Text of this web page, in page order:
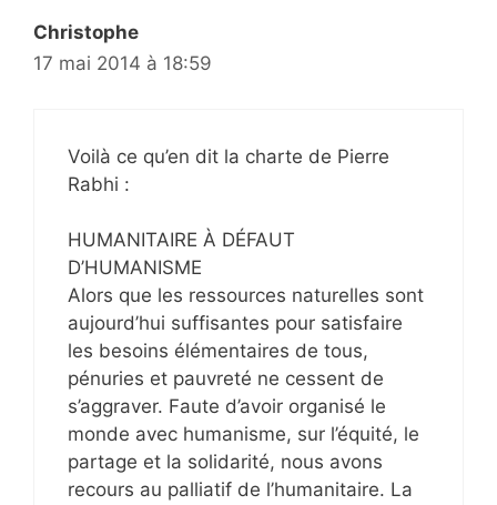
Christophe
17 mai 2014 à 18:59
Voilà ce qu’en dit la charte de Pierre
Rabhi :
HUMANITAIRE À DÉFAUT
D’HUMANISME
Alors que les ressources naturelles sont
aujourd’hui suffisantes pour satisfaire
les besoins élémentaires de tous,
pénuries et pauvreté ne cessent de
s’aggraver. Faute d’avoir organisé le
monde avec humanisme, sur l’équité, le
partage et la solidarité, nous avons
recours au palliatif de l’humanitaire. La